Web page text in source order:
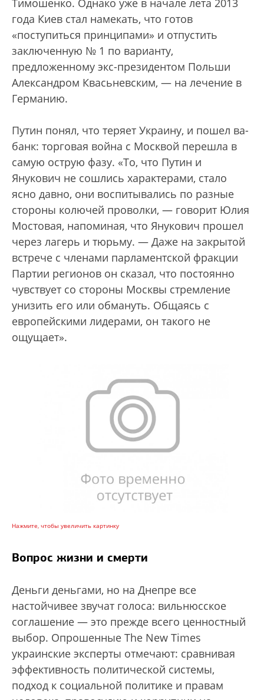
Тимошенко. Однако уже в начале лета 2013
года Киев стал намекать, что готов
«поступиться принципами» и отпустить
заключенную № 1 по варианту,
предложенному экс-президентом Польши
Александром Квасьневским, — на лечение в
Германию.
Путин понял, что теряет Украину, и пошел ва-
банк: торговая война с Москвой перешла в
самую острую фазу. «То, что Путин и
Янукович не сошлись характерами, стало
ясно давно, они воспитывались по разные
стороны колючей проволки, — говорит Юлия
Мостовая, напоминая, что Янукович прошел
через лагерь и тюрьму. — Даже на закрытой
встрече с членами парламентской фракции
Партии регионов он сказал, что постоянно
чувствует со стороны Москвы стремление
унизить его или обмануть. Общаясь с
европейскими лидерами, он такого не
ощущает».
Нажмите, чтобы увеличить картинку
Вопрос жизни и смерти
Деньги деньгами, но на Днепре все
настойчивее звучат голоса: вильнюсское
соглашение — это прежде всего ценностный
выбор. Опрошенные The New Times
украинские эксперты отмечают: сравнивая
эффективность политической системы,
подход к социальной политике и правам